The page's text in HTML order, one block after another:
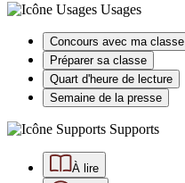
Usages
Concours avec ma classe
Préparer sa classe
Quart d'heure de lecture
Semaine de la presse
Supports
À lire